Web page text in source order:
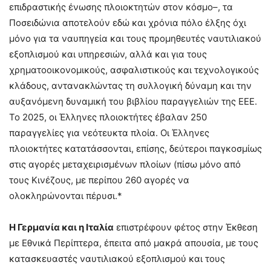
επιδραστικής ένωσης πλοιοκτητών στον κόσμο–, τα
Ποσειδώνια αποτελούν εδώ και χρόνια πόλο έλξης όχι
μόνο για τα ναυπηγεία και τους προμηθευτές ναυτιλιακού
εξοπλισμού και υπηρεσιών, αλλά και για τους
χρηματοοικονομικούς, ασφαλιστικούς και τεχνολογικούς
κλάδους, αντανακλώντας τη συλλογική δύναμη και την
αυξανόμενη δυναμική του βιβλίου παραγγελιών της ΕΕΕ.
Το 2025, οι Έλληνες πλοιοκτήτες έβαλαν 250
παραγγελίες για νεότευκτα πλοία. Οι Έλληνες
πλοιοκτήτες κατατάσσονται, επίσης, δεύτεροι παγκοσμίως
στις αγορές μεταχειρισμένων πλοίων (πίσω μόνο από
τους Κινέζους, με περίπου 260 αγορές να
ολοκληρώνονται πέρυσι.*
Η Γερμανία και η Ιταλία επιστρέφουν φέτος στην Έκθεση
με Εθνικά Περίπτερα, έπειτα από μακρά απουσία, με τους
κατασκευαστές ναυτιλιακού εξοπλισμού και τους